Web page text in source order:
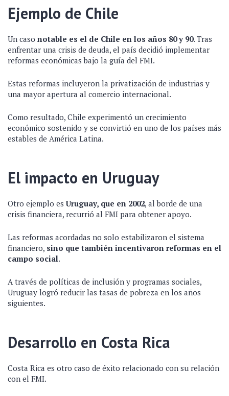
Ejemplo de Chile
Un caso notable es el de Chile en los años 80 y 90. Tras
enfrentar una crisis de deuda, el país decidió implementar
reformas económicas bajo la guía del FMI.
Estas reformas incluyeron la privatización de industrias y
una mayor apertura al comercio internacional.
Como resultado, Chile experimentó un crecimiento
económico sostenido y se convirtió en uno de los países más
estables de América Latina.
El impacto en Uruguay
Otro ejemplo esUruguay, que en 2002, al borde de una
crisis financiera, recurrió al FMI para obtener apoyo.
Las reformas acordadas no solo estabilizaron el sistema
financiero, sino que también incentivaron reformas en el
campo social.
A través de políticas de inclusión y programas sociales,
Uruguay logró reducir las tasas de pobreza en los años
siguientes.
Desarrollo en Costa Rica
Costa Rica es otro caso de éxito relacionado con su relación
con el FMI.